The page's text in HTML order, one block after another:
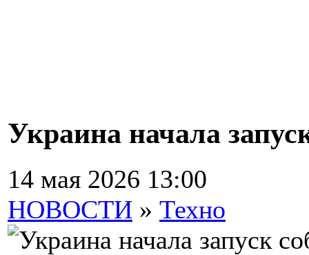
Украина начала
14 мая 2026 13:00
НОВОСТИ » Техно